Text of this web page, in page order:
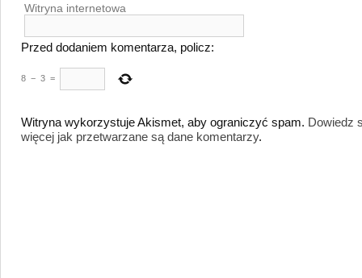
Witryna internetowa
Przed dodaniem komentarza, policz:
8 − 3 =
Witryna wykorzystuje Akismet, aby ograniczyć spam. Dowiedz
więcej jak przetwarzane są dane komentarzy.